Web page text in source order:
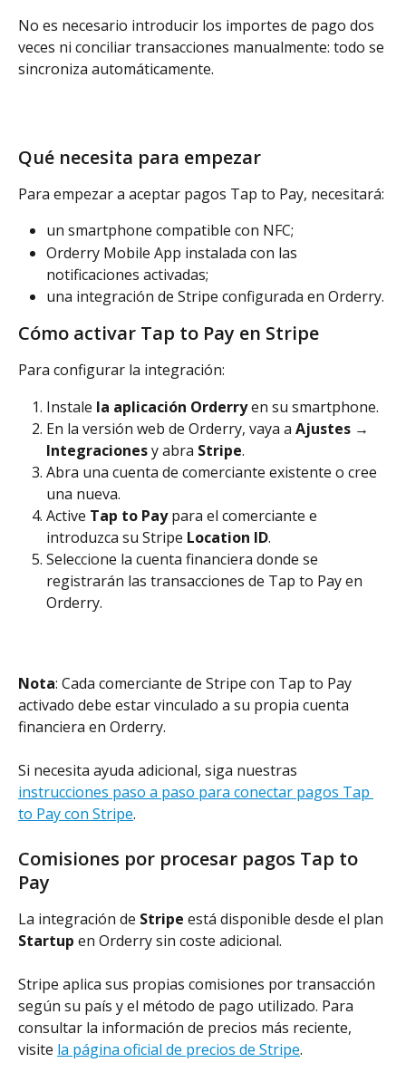
No es necesario introducir los importes de pago dos
veces ni conciliar transacciones manualmente: todo se
sincroniza automáticamente.
Qué necesita para empezar
Para empezar a aceptar pagos Tap to Pay, necesitará:
un smartphone compatible con NFC;
Orderry Mobile App instalada con las
notificaciones activadas;
una integración de Stripe configurada en Orderry.
Cómo activar Tap to Pay en Stripe
Para configurar la integración:
Instale la aplicación Orderry en su smartphone.
En la versión web de Orderry, vaya a Ajustes →
Integraciones y abra Stripe.
Abra una cuenta de comerciante existente o cree
una nueva.
Active Tap to Pay para el comerciante e
introduzca su Stripe Location ID.
Seleccione la cuenta financiera donde se
registrarán las transacciones de Tap to Pay en
Orderry.
Nota: Cada comerciante de Stripe con Tap to Pay
activado debe estar vinculado a su propia cuenta
financiera en Orderry.
Si necesita ayuda adicional, siga nuestras
instrucciones paso a paso para conectar pagos Tap
to Pay con Stripe.
Comisiones por procesar pagos Tap to
Pay
La integración de Stripe está disponible desde el plan
Startup en Orderry sin coste adicional.
Stripe aplica sus propias comisiones por transacción
según su país y el método de pago utilizado. Para
consultar la información de precios más reciente,
visite la página oficial de precios de Stripe.